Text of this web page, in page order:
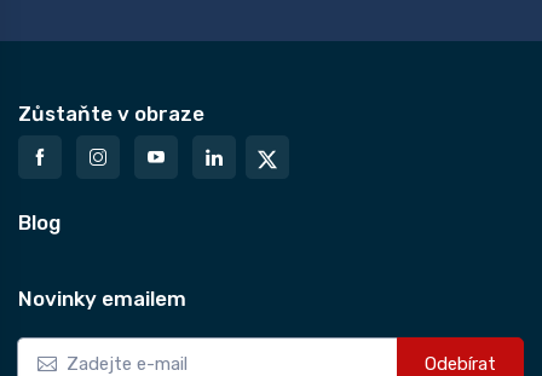
Zůstaňte v obraze
Blog
Novinky emailem
Odebírat